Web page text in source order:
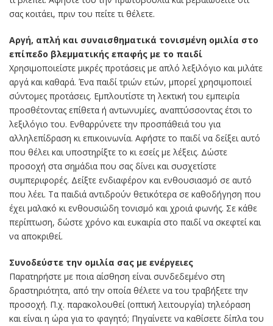
σας κοιτάει, πριν του πείτε τι θέλετε.
Αργή, απλή και συναισθηματικά τονισμένη ομιλία στο
επίπεδο βλεμματικής επαφής με το παιδί
Χρησιμοποιείστε μικρές προτάσεις με απλό λεξιλόγιο και μιλάτε
αργά και καθαρά. Ένα παιδί τριών ετών, μπορεί χρησιμοποιεί
σύντομες προτάσεις. Εμπλουτίστε τη λεκτική του εμπειρία
προσθέτοντας επίθετα ή αντωνυμίες, αναπτύσσοντας έτσι το
λεξιλόγιο του. Ενθαρρύνετε την προσπάθειά του για
αλληλεπίδραση κι επικοινωνία. Αφήστε το παιδί να δείξει αυτό
που θέλει και υποστηρίξτε το κι εσείς με λέξεις. Δώστε
προσοχή στα σημάδια που σας δίνει και συσχετίστε
συμπεριφορές. Δείξτε ενδιαφέρον και ενθουσιασμό σε αυτό
που λέει. Τα παιδιά αντιδρούν θετικότερα σε καθοδήγηση που
έχει μαλακό κι ενθουσιώδη τονισμό και χροιά φωνής. Σε κάθε
περίπτωση, δώστε χρόνο και ευκαιρία στο παιδί να σκεφτεί και
να αποκριθεί.
Συνοδεύστε την ομιλία σας με ενέργειες
Παρατηρήστε με ποια αίσθηση είναι συνδεδεμένο στη
δραστηριότητα, από την οποία θέλετε να του τραβήξετε την
προσοχή. Π.χ. παρακολουθεί (οπτική λειτουργία) τηλεόραση
και είναι η ώρα για το φαγητό; Πηγαίνετε να καθίσετε δίπλα του